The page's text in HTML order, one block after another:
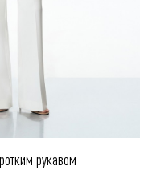
рукавом